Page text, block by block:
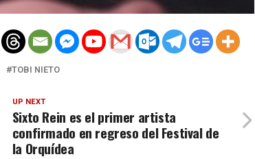
TOBI NIETO
UP NEXT
Sixto Rein es el primer artista
confirmado en regreso del Festival de
la Orquídea